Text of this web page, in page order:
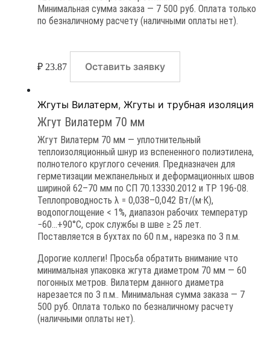
Минимальная сумма заказа — 7 500 руб. Оплата только
по безналичному расчету (наличными оплаты нет).
₽ 23.87 Оставить заявку
Жгуты Вилатерм,Жгуты и трубная изоляция
Жгут Вилатерм 70 мм
Жгут Вилатерм 70 мм — уплотнительный
теплоизоляционный шнур из вспененного полиэтилена,
полнотелого круглого сечения. Предназначен для
герметизации межпанельных и деформационных швов
шириной 62–70 мм по СП 70.13330.2012 и ТР 196-08.
Теплопроводность λ = 0,038–0,042 Вт/(м·К),
водопоглощение < 1%, диапазон рабочих температур
−60…+90°C, срок службы в шве ≥ 25 лет.
Поставляется в бухтах по 60 п.м., нарезка по 3 п.м.
Дорогие коллеги! Просьба обратить внимание что
минимальная упаковка жгута диаметром 70 мм — 60
погонных метров. Вилатерм данного диаметра
нарезается по 3 п.м.. Минимальная сумма заказа — 7
500 руб. Оплата только по безналичному расчету
(наличными оплаты нет).